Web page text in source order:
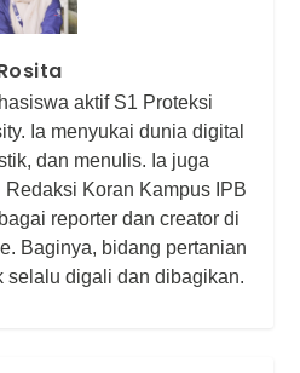
aktif S1 Proteksi
Ia menyukai dunia digital
dan menulis. Ia juga
Koran Kampus IPB
reporter dan creator di
Baginya, bidang pertanian
selalu digali dan dibagikan.